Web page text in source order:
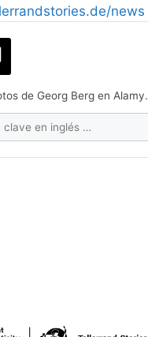
news
de Georg Berg en Alamy.